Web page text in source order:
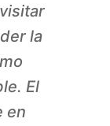
la
El
en